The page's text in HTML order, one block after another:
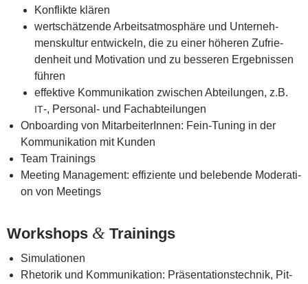
Kon­flik­te klären
wert­schät­zen­de Arbeits­atmosphäre und Unter­neh­
mens­kul­tur ent­wi­ckeln, die zu einer höhe­ren Zufrie­
den­heit und Moti­va­ti­on und zu bes­se­ren Ergeb­nis­sen
führen
effek­ti­ve Kom­mu­ni­ka­ti­on zwi­schen Abtei­lun­gen, z.B.
IT‑, Per­so­nal- und Fachabteilungen
Onboar­ding von Mit­ar­bei­te­rIn­nen: Fein-Tuning in der
Kom­mu­ni­ka­ti­on mit Kunden
Team Trai­nings
Mee­ting Manage­ment: effi­zi­en­te und bele­ben­de Mode­ra­ti­
on von Meetings
Work­shops & Trainings
Simu­la­tio­nen
Rhe­to­rik und Kom­mu­ni­ka­ti­on: Prä­sen­ta­ti­ons­tech­nik, Pit­